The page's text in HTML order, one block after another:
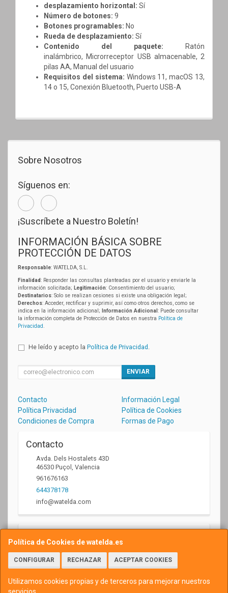
desplazamiento horizontal: Sí
Número de botones: 9
Botones programables: No
Rueda de desplazamiento: Sí
Contenido del paquete:
Ratón
inalámbrico, Microrreceptor USB almacenable, 2
pilas AA, Manual del usuario
Requisitos del sistema: Windows 11,macOS 13,
14 o 15, Conexión Bluetooth, Puerto USB-A
Política de Cookies de watelda.es
CONFIGURAR RECHAZAR ACEPTAR COOKIES
Utilizamos cookies propias y de terceros para mejorar nuestros
Sobre Nosotros
Síguenos en:
¡Suscríbete a Nuestro Boletín!
INFORMACIÓN BÁSICA SOBRE
PROTECCIÓN DE DATOS
Responsable: WATELDA, S.L.
Finalidad: Responder las consultas planteadas por el usuario y enviarle la
información solicitada; Legitimación: Consentimiento del usuario;
Destinatarios: Solo se realizan cesiones si existe una obligación legal;
Derechos: Acceder, rectificar y suprimir, así como otros derechos, como se
indica en la información adicional;
Información Adicional : Puede consultar
la información completa de Protección de Datos en nuestra Política de
Privacidad
He leído y acepto la Política de Privacidad
ENVIAR
Contacto
Información Legal
Política Privacidad
Política de Cookies
Condiciones de Compra
Formas de Pago
Contacto
Avda. Dels Hostalets 43D
46530 Puçol Valencia
961676163
644378178
info@watelda.com